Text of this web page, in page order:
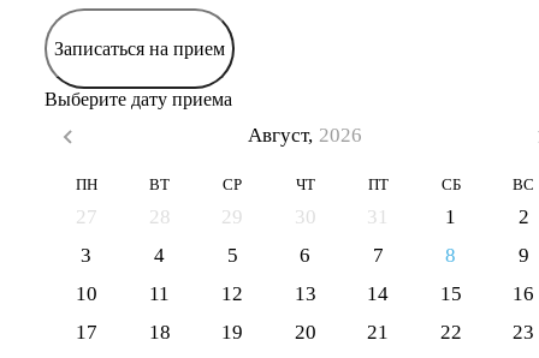
Записаться на прием
Выберите дату приема
Август, 2026
ПН ВТ СР ЧТ ПТ СБ ВС
27 28 29 30 31 1
2
3
4 5 6 7 8
9
10
11 12 13 14 15
16
17
18 19 20 21 22
23